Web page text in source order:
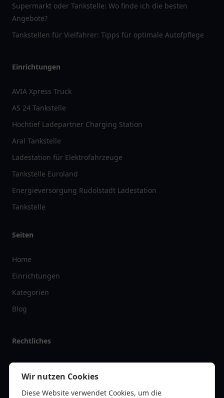
Supermarkt oder Tankstelle: Wo finde ich die besten
Angebote?
Tankstellen für Vielfahrer: Tipps für optimale Autofpflege
Einrichtungen
AVIA Xpress Truck
AS 24 Tankstelle
Hochtief Ladepartner Charging Station
Aral Tankstelle
Ladestation für Elektrofahrzeuge
Tankstelle Euroland
Energieversorgung Rudolstadt Ladestation
Tankstelle
Seiten
Home
Einrichtungen
Kategorien
Blog
Rechtliches
Impressum
Datenschutz
Wir nutzen Cookies
Diese Website verwendet Cookies, um die